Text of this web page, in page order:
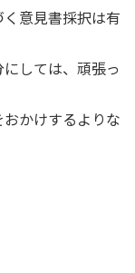
意見書採択は有
しては、頑張っ
かけするよりな